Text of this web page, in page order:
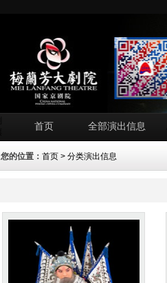
首页 全部演出信息
您的位置： 首页 > 分类演出信息